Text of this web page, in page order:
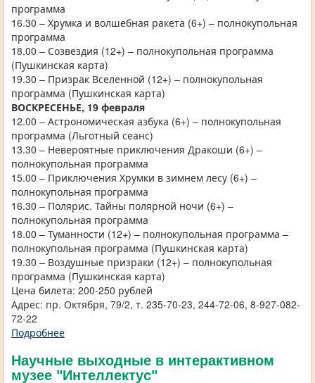
программа
16.30 – Хрумка и волшебная ракета (6+) – полнокупольная
программа
18.00 – Созвездия (12+) – полнокупольная программа
(Пушкинская карта)
19.30 – Призрак Вселенной (12+) – полнокупольная
программа (Пушкинская карта)
ВОСКРЕСЕНЬЕ, 19 февраля
12.00 – Астрономическая азбука (6+) – полнокупольная
программа (Льготный сеанс)
13.30 – Невероятные приключения Дракоши (6+) –
полнокупольная программа
15.00 – Приключения Хрумки в зимнем лесу (6+) –
полнокупольная программа
16.30 – Полярис. Тайны полярной ночи (6+) –
полнокупольная программа
18.00 – Туманности (12+) – полнокупольная программа –
полнокупольная программа (Пушкинская карта)
19.30 – Воздушные призраки (12+) – полнокупольная
программа (Пушкинская карта)
Цена билета: 200-250 рублей
Адрес: пр. Октября, 79/2, т. 235-70-23, 244-72-06, 8-927-082-
72-22
Подробнее
Научные выходные в интерактивном
музее "Интеллектус"